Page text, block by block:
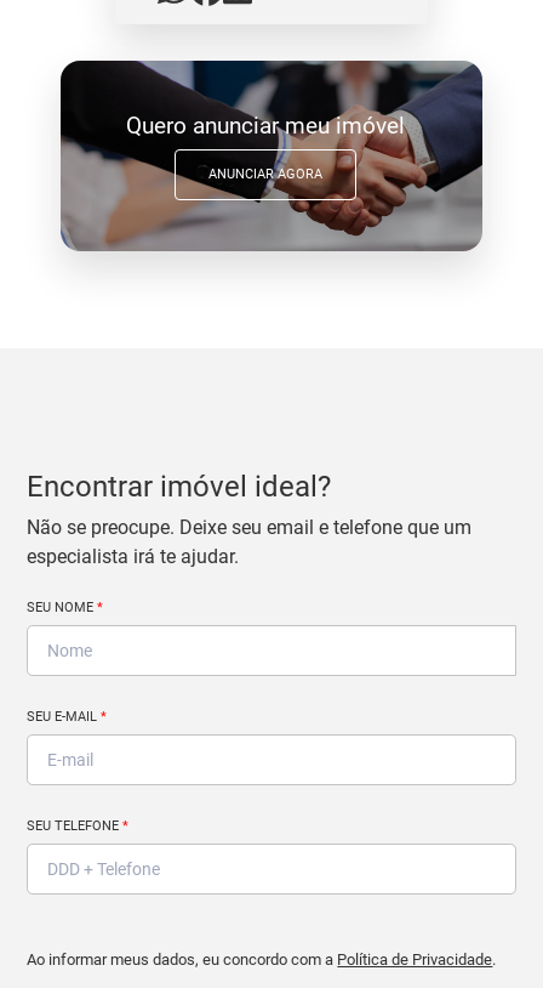
Quero anunciar meu imóvel
ANUNCIAR AGORA
Encontrar imóvel ideal?
Não se preocupe. Deixe seu email e telefone que um
especialista irá te ajudar.
SEU NOME*
SEU E-MAIL*
SEU TELEFONE*
Ao informar meus dados, eu concordo com a Política de Privacidade.